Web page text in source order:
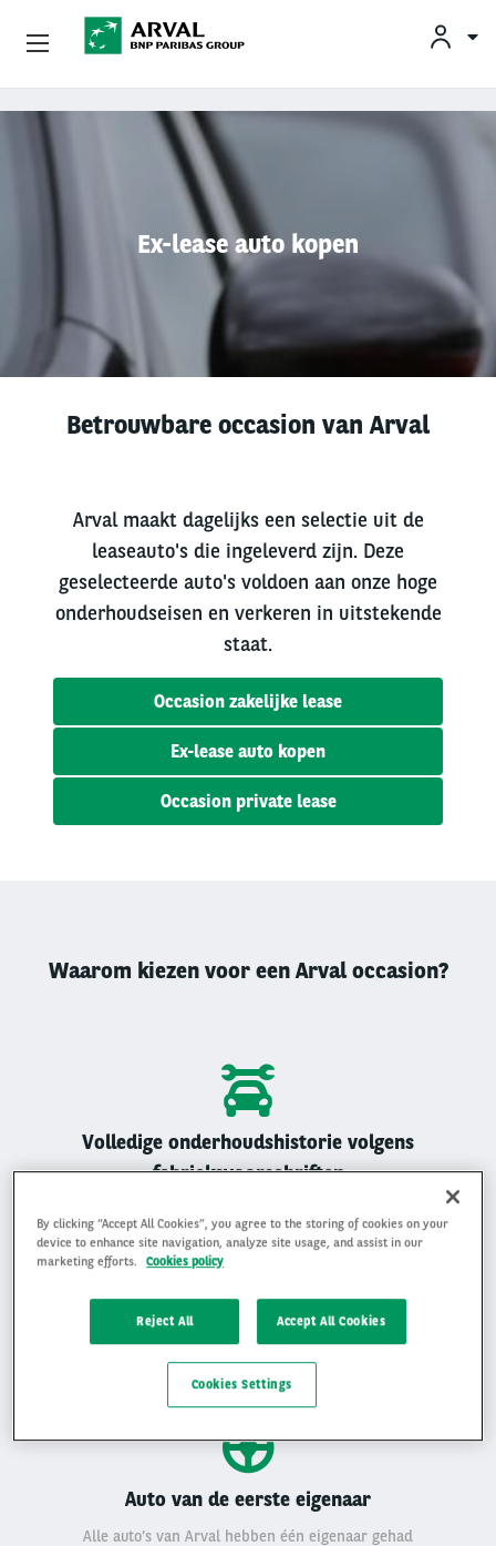
Overslaan en naar de inhoud gaan
Ex-lease auto kopen
Betrouwbare occasion van Arval
Arval maakt dagelijks een selectie uit de
leaseauto's die ingeleverd zijn. Deze
geselecteerde auto's voldoen aan onze hoge
onderhoudseisen en verkeren in uitstekende
staat.
Occasion zakelijke lease
Ex-lease auto kopen
Occasion private lease
Waarom kiezen voor een Arval occasion?
Volledige onderhoudshistorie volgens
fabrieksvoorschriften
Gemiddelde beoordeling van 4,9 op 5
Auto van de eerste eigenaar
Alle auto’s van Arval hebben één eigenaar gehad
Zakelijk Leasen
Klantenservice
By clicking “Accept All Cookies”, you agree to the storing of cookies on your
device to enhance site navigation, analyze site usage, and assist in our
marketing efforts.
Cookies policy
Reject All Accept All Cookies
Cookies Settings